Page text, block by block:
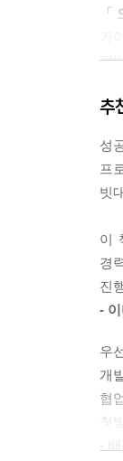
개
이
아
해
추
성
프
빗
이
경
진
-
우
개
협
첫